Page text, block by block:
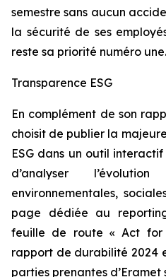
semestre sans aucun
la sécurité de ses
reste sa priorité numéro une.
Transparence ESG
En complément de son
choisit de publier la
ESG dans un outil
d’analyser
environnementales,
page dédiée au
feuille de route «Act for
rapport de durabilité 2024
parties prenantes d’Eramet